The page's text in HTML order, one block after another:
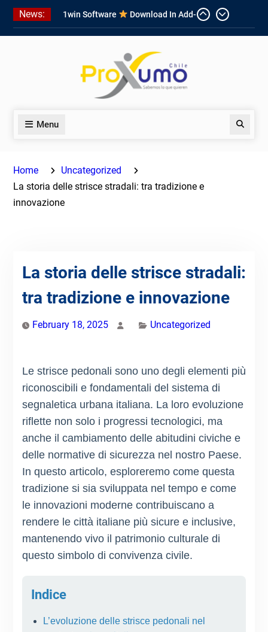
Skip
content
News: 1win Software
Download In Add-
on To Unit Installation Guide 1win
Ce qui rend Chicken Road si
populaire en France
1win App Get 1win Apk In Addition
To Enjoy About Typically The Go!
Menu Search
Home
Uncategorized
La storia delle strisce stradali: tra tradizione e
innovazione
La storia delle strisce stradali:
tra tradizione e innovazione
February 18, 2025 Uncategorized
Le strisce pedonali sono uno degli elementi più
riconoscibili e fondamentali del sistema di
segnaletica urbana italiana. La loro evoluzione
riflette non solo i progressi tecnologici, ma
anche il cambiamento delle abitudini civiche e
delle normative di sicurezza nel nostro Paese.
In questo articolo, esploreremo come questa
tradizione si sia sviluppata nel tempo e come
le innovazioni moderne contribuiscano a
rendere le città italiane più sicure e inclusive,
mantenendo vivo il patrimonio culturale di
questo simbolo di convivenza civile.
Indice
L’evoluzione delle strisce pedonali nel